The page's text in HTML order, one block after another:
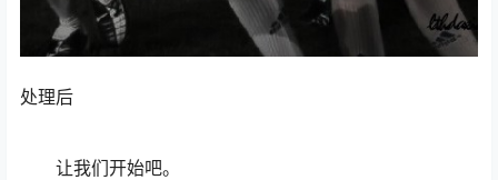
处理后
让我们开始吧。